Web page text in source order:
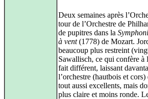
Deux semaines après
tour de l’Orchestre de
de pupitres dans la
à vent(1778) de Mozart.
beaucoup plus restreint
Sawallisch, ce qui confère à
fait différent, laissant
l’orchestre (hautbois et
tout aussi excellents, mais
plus claire et moins ronde.